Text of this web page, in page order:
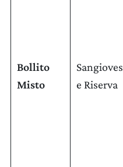
Bollito
Misto
Sangioves
e Riserva